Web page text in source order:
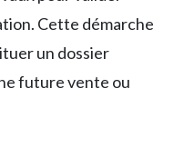
Cette démarche
un dossier
future vente ou